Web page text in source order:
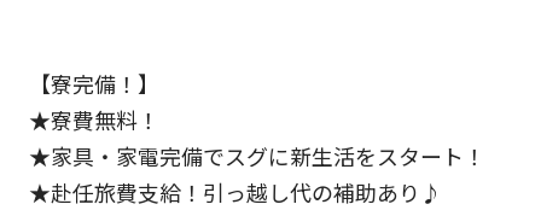
【寮完備！】
★寮費無料！
★家具・家電完備でスグに新生活をスタート！
★赴任旅費支給！引っ越し代の補助あり♪